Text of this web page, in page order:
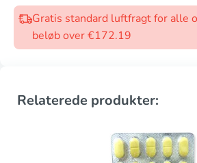
Gratis standard luftfragt for alle
beløb over €172.19
Relaterede produkter: